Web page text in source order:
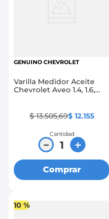
GENUINO CHEVROLET
Varilla Medidor Aceite
Chevrolet Aveo 1.4, 1.6,
$ 13.505,69$ 12.155
Cantidad
＋
－
Comprar
10 %